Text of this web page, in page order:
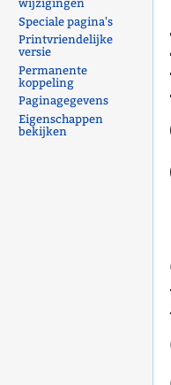
wijzigingen
Speciale pagina's
Printvriendelijke
versie
Permanente
koppeling
Paginagegevens
Eigenschappen
bekijken